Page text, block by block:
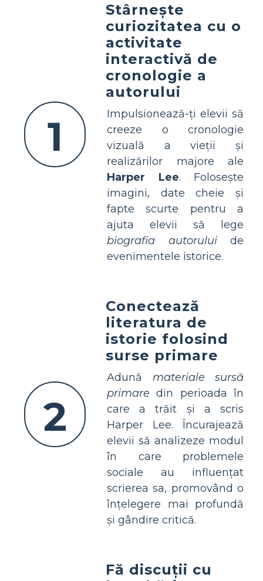
1
Stârnește
curiozitatea cu o
activitate
interactivă de
cronologie a
autorului
Impulsionează-ți elevii să
creeze o cronologie
vizuală a vieții și
realizărilor majore ale
Harper Lee. Folosește
imagini, date cheie și
fapte scurte pentru a
ajuta elevii să lege
biografia autoruluide
evenimentele istorice.
2
Conectează
literatura de
istorie folosind
surse primare
Adună materiale sursă
primare din perioada în
care a trăit și a scris
Harper Lee. Încurajează
elevii să analizeze modul
în care problemele
sociale au influențat
scrierea sa, promovând o
înțelegere mai profundă
și gândire critică.
Fă discuții cu